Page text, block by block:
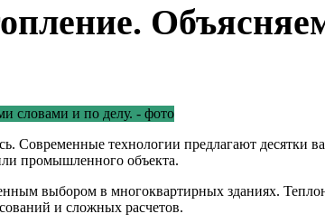
Современные технологии предлагают десятки
промышленного объекта.
выбором в многоквартирных зданиях.
и сложных расчетов.